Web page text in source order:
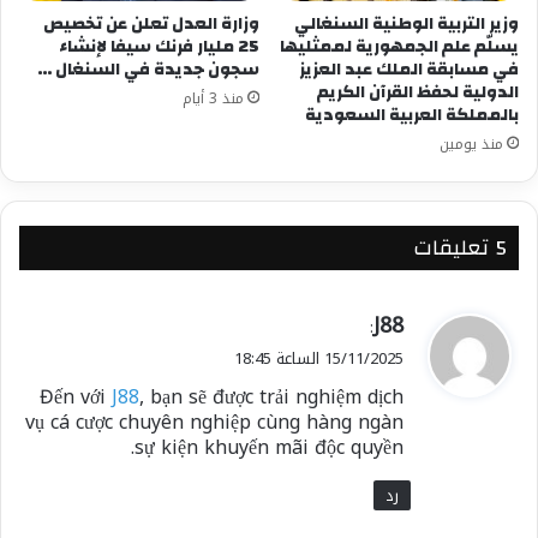
شارك هذا الموضوع:
فيس بوك X
معجب بهذه:
وزير التربية الوطنية السنغالي
يسلّم علم الجمهورية لممثليها
في مسابقة الملك عبد العزيز
الدولية لحفظ القرآن الكريم
بالمملكة العربية السعودية
منذ يومين
وزارة العدل تعلن عن تخصيص
25 مليار فرنك سيفا لإنشاء
سجون جديدة في السنغال …
منذ 3 أيام
‫5 تعليقات
ي
ق
ل
J88
:
15/11/2025 الساعة 18:45
Đến vớiJ88, bạn sẽ được trải nghiệm dịch
vụ cá cược chuyên nghiệp cùng hàng ngàn
sự kiện khuyến mãi độc quyền.
رد